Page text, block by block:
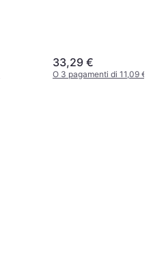
33,29 €
O 3 pagamenti di 11,09 €